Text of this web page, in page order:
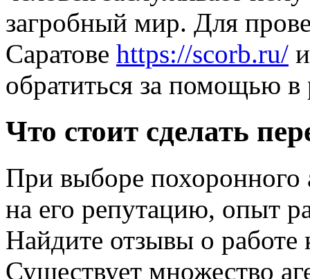
загробный мир. Для
Саратове https://scorb.ru/
обратиться за помощью в
Что стоит сделать
При выборе похоронного
на его репутацию, опыт
Найдите отзывы о
Существует множество